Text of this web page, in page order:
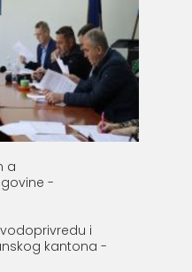
a
-
i
kantona -